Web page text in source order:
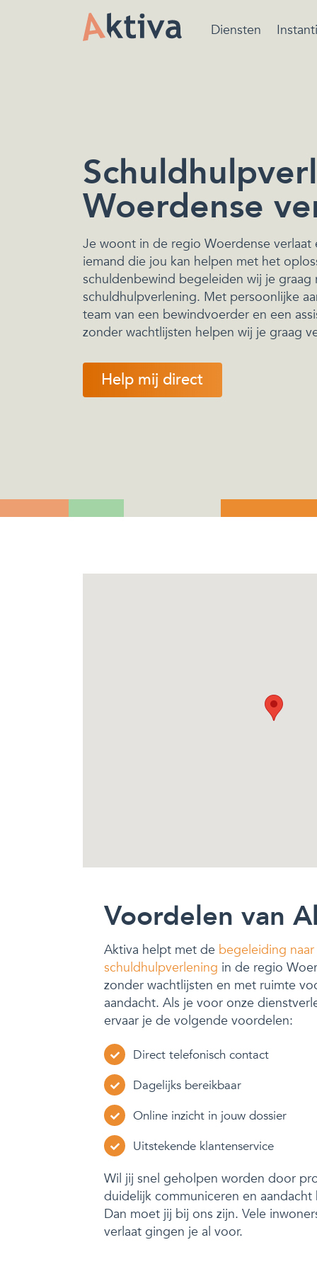
Diensten
Woerdense
Je woont in de regio Woerdense verlaat
iemand die jou kan helpen met het
schuldenbewind begeleiden wij je graag
schuldhulpverlening. Met persoonlijke
team van een bewindvoerder en een
zonder wachtlijsten helpen wij je graag
Help mij direct
Voordelen van
Aktiva helpt met de begeleiding naar
schuldhulpverlening in de regio
zonder wachtlijsten en met ruimte
aandacht. Als je voor onze
ervaar je de volgende voordelen:
Direct telefonisch contact
Dagelijks bereikbaar
Online inzicht in jouw dossier
Uitstekende klantenservice
Wil jij snel geholpen worden door
duidelijk communiceren en
Dan moet jij bij ons zijn. Vele
verlaat gingen je al voor.